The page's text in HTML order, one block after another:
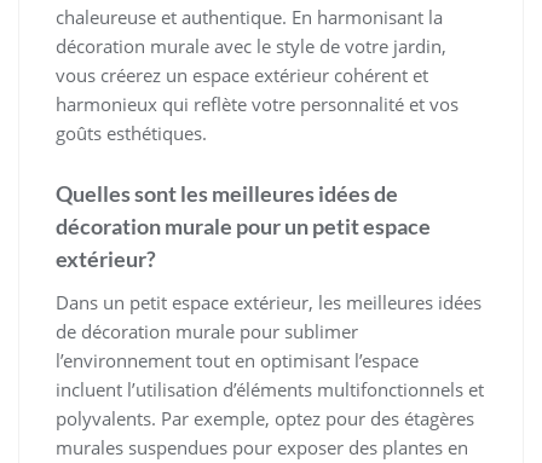
chaleureuse et authentique. En harmonisant la
décoration murale avec le style de votre jardin,
vous créerez un espace extérieur cohérent et
harmonieux qui reflète votre personnalité et vos
goûts esthétiques.
Quelles sont les meilleures idées de
décoration murale pour un petit espace
extérieur?
Dans un petit espace extérieur, les meilleures idées
de décoration murale pour sublimer
l’environnement tout en optimisant l’espace
incluent l’utilisation d’éléments multifonctionnels et
polyvalents. Par exemple, optez pour des étagères
murales suspendues pour exposer des plantes en